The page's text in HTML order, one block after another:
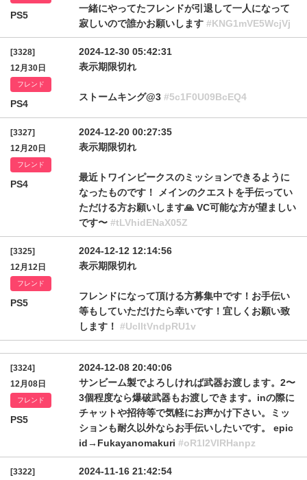
PS5
一緒にやってたフレンドが引退して一人になって
寂しいので誰かお願いします #KNG1mVE5WcjVj
[3328]
12月30日
フレンド
PS4
2024-12-30 05:42:31
表示期限切れ
ストームキング@3 #5c1F0U09BcEQ4
[3327]
12月20日
フレンド
PS4
2024-12-20 00:27:35
表示期限切れ
最近トワインピークスのミッションできるように
なったものです！ メインのクエストを手伝ってい
ただける方お願いします🙏 VC可能な方が望ましい
です〜 #tLVhidENaX05Z
[3325]
12月12日
フレンド
PS5
2024-12-12 12:14:56
表示期限切れ
フレンドになって頂ける方募集中です！お手伝い
等もしていただけたら幸いです！宜しくお願い致
します！ #UclItVndpRU1v
[3324]
12月08日
フレンド
PS5
2024-12-08 20:40:06
サンビーム製でよろしければ武器お渡します。2〜
3個程度なら爆破武器もお渡しできます。inの際に
チャットや招待等で気軽にお声かけ下さい。ミッ
ションも耐久以外ならお手伝いしたいです。 epic
id→Fukayanomakuri #oR1l2VlRHanpz
[3322]
2024-11-16 21:42:54